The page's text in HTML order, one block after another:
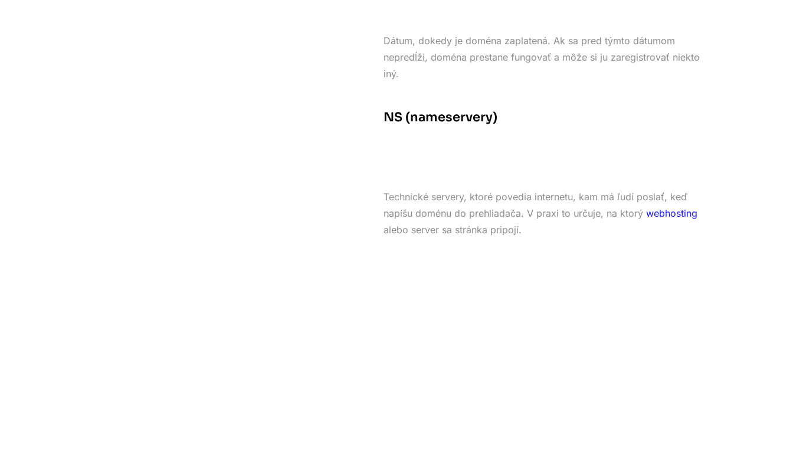
Dátum, dokedy je doména zaplatená. Ak sa pred týmto dátumom
nepredĺži, doména prestane fungovať a môže si ju zaregistrovať niekto
iný.
NS (nameservery)
Technické servery, ktoré povedia internetu, kam má ľudí poslať, keď
napíšu doménu do prehliadača. V praxi to určuje, na ktorý webhosting
alebo server sa stránka pripojí.